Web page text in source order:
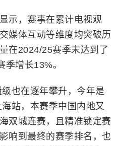
示，赛事在累计电视观
媒体互动等维度均突破历
在2024/25赛季末达到了
增长13%。
也在逐年攀升，今年是
站，本赛季中国内地又
双城连赛，且精准锁定赛
响到最终的赛季排名，也